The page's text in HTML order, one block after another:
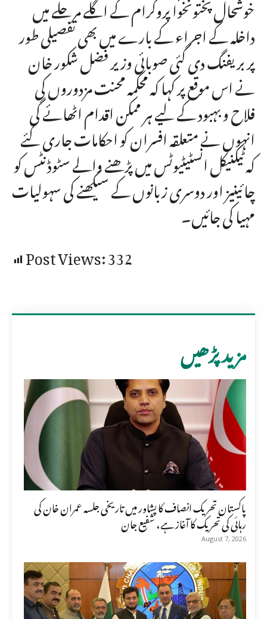
خوشحال پختونخوا پروگرام کے اگلے مرحلے میں
داخلہ کے اجراء کے بارے میں بھی تفصیلی طور
پر بریفنگ دی گئی صوبائی وزیر فضل شکور خان
نے اس موقع پر کہا کہ محکمہ محنت مزدوروں کی
فلاح و بہبود کے لیے ہر ممکن اقدام اٹھائے گی
انہوں نے متعلقہ افسران کو احکامات جاری کئے
کہ ٹیکنیکل انسٹیٹیوٹس میں پڑھنے والے سٹوڈنٹس کو
چائینیز اور دوسری زبانوں کے سیکھنے کی سہولیات
مہیا کی جائیں۔
Post Views:332
مزید پڑھیں
پاکستان تحریک انصاف کا پشاور میں تاریخی جلسہ عمران خان کی
رہائی کی تحریک کا آغاز ہے، شفیع جان
August 7, 2026